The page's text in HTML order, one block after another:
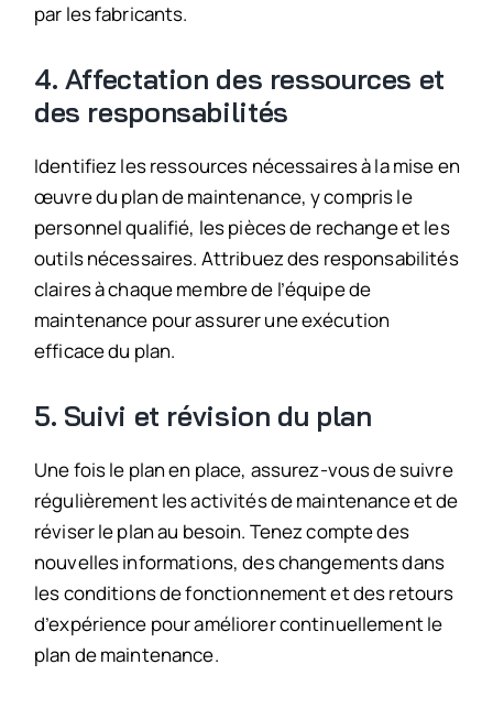
par les fabricants.
4. Affectation des ressources et
des responsabilités
Identifiez les ressources nécessaires à la mise en
œuvre du plan de maintenance, y compris le
personnel qualifié, les pièces de rechange et les
outils nécessaires. Attribuez des responsabilités
claires à chaque membre de l’équipe de
maintenance pour assurer une exécution
efficace du plan.
5. Suivi et révision du plan
Une fois le plan en place, assurez-vous de suivre
régulièrement les activités de maintenance et de
réviser le plan au besoin. Tenez compte des
nouvelles informations, des changements dans
les conditions de fonctionnement et des retours
d’expérience pour améliorer continuellement le
plan de maintenance.